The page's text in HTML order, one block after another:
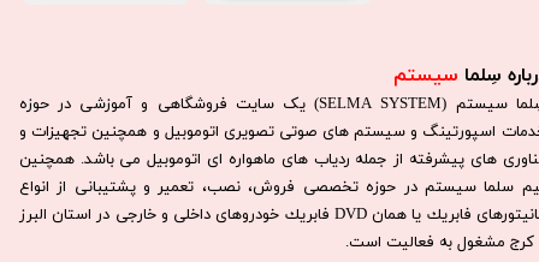
سِلما سیستم​​​​​​​
سِلما سيستم (SELMA SYSTEM) یک سایت فروشگاهی و آموزشی در حوزه
اسپورتینگ و سیستم های صوتی تصویری اتوموبیل و همچنین تجهیزات و
های پیشرفته از جمله ردیاب های ماهواره ای اتوموبیل می باشد. همچنين
سلما سيستم در حوزه تخصصی فروش، نصب، تعمير و پشتيبانی از انواع
مانيتورهای فابريك يا همان DVD فابريك خودروهای داخلی و خارجی در استان البرز
كرج مشغول به فعاليت است.​​​​​​​